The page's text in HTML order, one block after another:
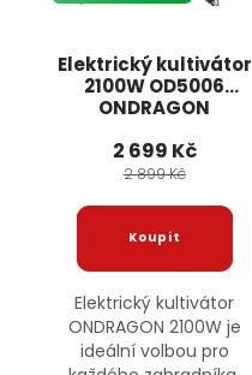
Elektrický kultivátor
2100W OD5006
ONDRAGON
2 699 Kč
2 899 Kč
Elektrický kultivátor
ONDRAGON 2100W je
ideální volbou pro